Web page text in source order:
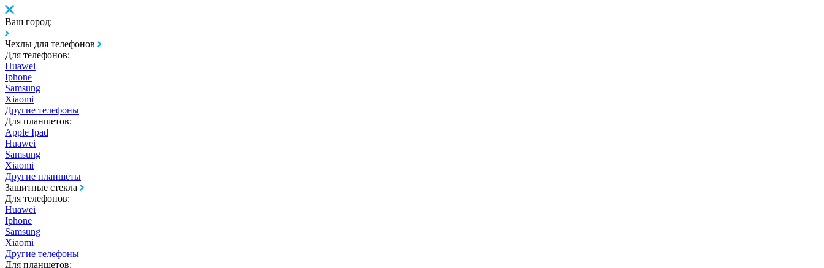
Ваш город:
Чехлы для телефонов
Для телефонов:
Huawei
Iphone
Samsung
Xiaomi
Другие телефоны
Для планшетов:
Apple Ipad
Huawei
Samsung
Xiaomi
Другие планшеты
Защитные стекла
Для телефонов:
Huawei
Iphone
Samsung
Xiaomi
Другие телефоны
Для планшетов: